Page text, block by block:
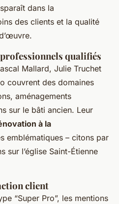
dans la
des clients et la qualité
qualifiés
Mallard, Julie Truchet
couvrent des domaines
aménagements
sur le bâti ancien. Leur
à la
emblématiques – citons par
sur l’église Saint-Étienne
client
“Super Pro”, les mentions